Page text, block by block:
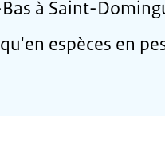
à Saint-
espèces en